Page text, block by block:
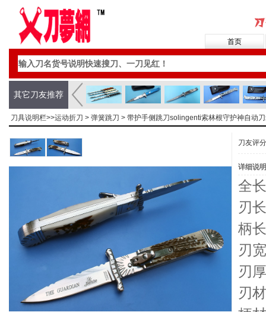
首页
其它刀友推荐
刀具说明栏>>运动折刀 > 弹簧跳刀 > 带护手侧跳刀solingenti索林根守护神自动
刀友评
详细说明
全
刃
柄
刃
刃
刃